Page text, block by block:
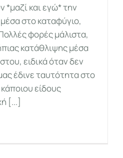
*μαζί και εγώ* την
στο καταφύγιο,
φορές μάλιστα,
κατάθλιψης μέσα
ειδικά όταν δεν
έδινε ταυτότητα στο
είδους
[...]